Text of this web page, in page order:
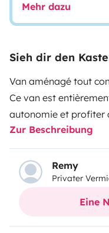
Mehr dazu
Sieh dir den
Van aménagé tout
Ce van est
autonomie et profiter
l’intérieur, vous
lit confortable, une
évier, rangements),
stockage pour vos
également d’une
pensé pour votre
Zur Beschreibung
Remy
Privater
Eine